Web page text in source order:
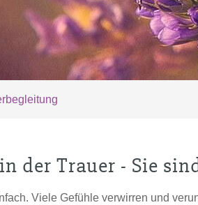
der Trauer - Sie
Viele Gefühle verwirren und